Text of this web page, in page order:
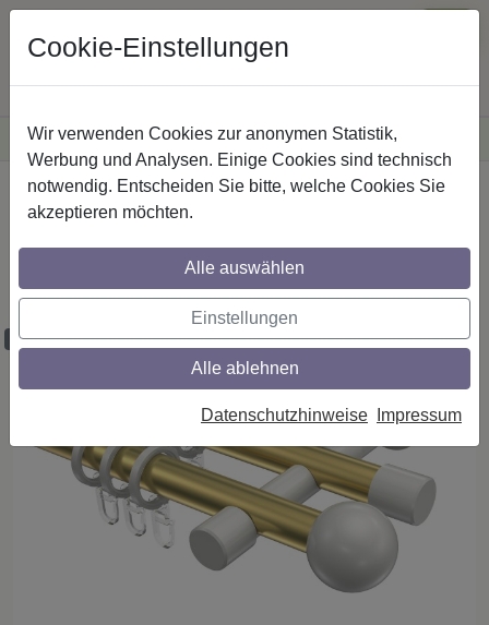
VersandkostenfreieLieferung innerhalb Deutschlands
Sichere Zahlung
Startseite Gardinenstangen Metall
2-läufig, Modell PRESTIGE - Luino
Messing-Optik / Weiß
Maßzuschnitt möglich
Cookie-Einstellungen
Wir verwenden Cookies zur anonymen Statistik,
Werbung und Analysen. Einige Cookies sind technisch
notwendig. Entscheiden Sie bitte, welche Cookies Sie
akzeptieren möchten.
Alle auswählen
Einstellungen
Alle ablehnen
Datenschutzhinweise Impressum